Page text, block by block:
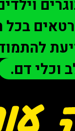
בכל
וכלי דם.